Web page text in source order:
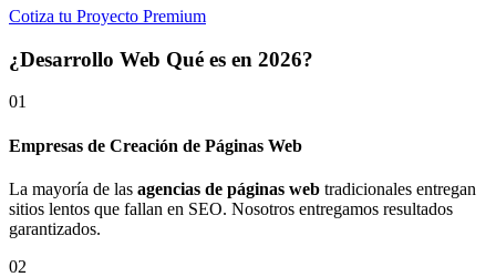
Cotiza tu Proyecto Premium
¿Desarrollo Web Qué es en 2026?
01
Empresas de Creación de Páginas Web
La mayoría de las agencias de páginas web tradicionales entregan
sitios lentos que fallan en SEO. Nosotros entregamos resultados
garantizados.
02